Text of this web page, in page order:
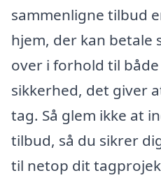
sammenligne tilbud
hjem, der kan betale
over i forhold til
sikkerhed, det giver
tag. Så glem ikke at
tilbud, så du sikrer
til netop dit